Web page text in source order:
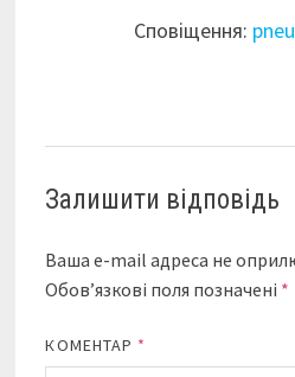
Сповіщення:
Залишити відповідь
Ваша e-mail адреса не
Обов’язкові поля позначені *
КОМЕНТАР *